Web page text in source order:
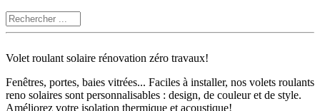
Volet roulant solaire rénovation zéro travaux!
Fenêtres, portes, baies vitrées... Faciles à installer, nos volets roulants
reno solaires sont personnalisables : design, de couleur et de style.
Améliorez votre isolation thermique et acoustique!